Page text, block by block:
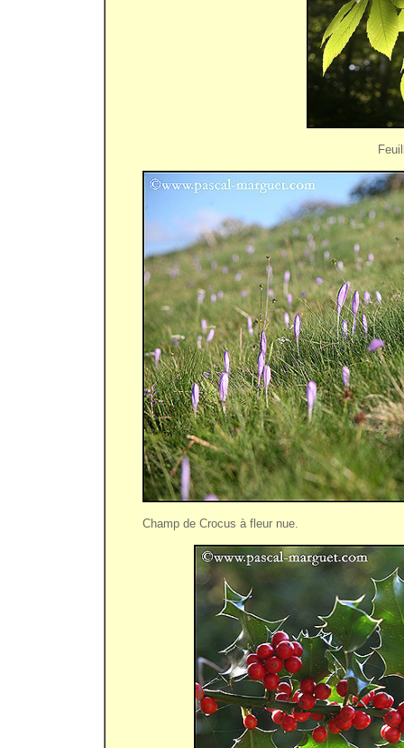
Champ de Crocus à fleur nue.